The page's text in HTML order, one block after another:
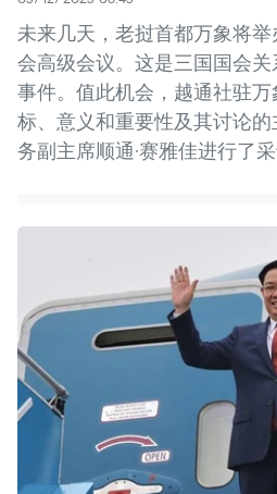
未来几天，老挝首都万象将
会高级会议。这是三国国会
事件。值此机会，越通社驻
标、意义和重要性及其讨论
务副主席顺通·赛雅佳进行了采